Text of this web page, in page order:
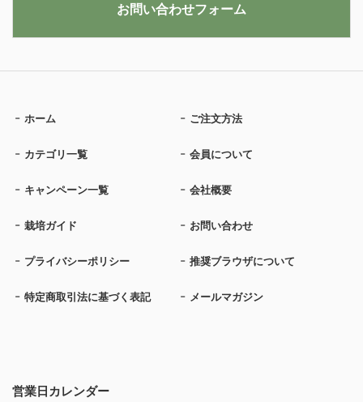
営業日カレンダー
ホーム ご注文方法
カテゴリ一覧 会員について
キャンペーン一覧 会社概要
栽培ガイド お問い合わせ
プライバシーポリシー 推奨ブラウザについて
特定商取引法に基づく表記 メールマガジン
お問い合わせフォーム